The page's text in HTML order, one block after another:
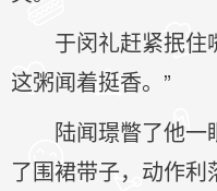
于闵礼赶紧抿
这粥闻着挺香。”
陆闻璟瞥了他一
了围裙带子，动作